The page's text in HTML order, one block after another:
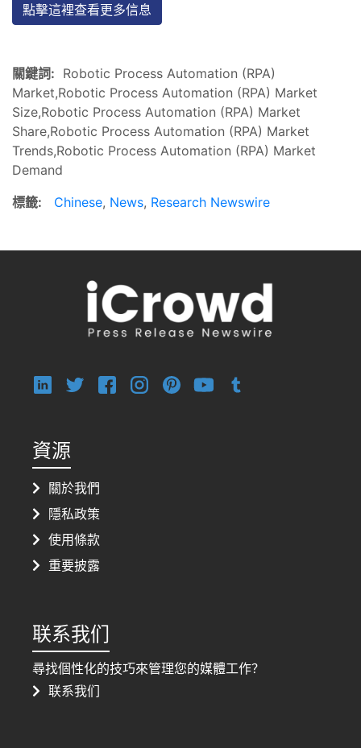
點擊這裡查看更多信息
關鍵詞: Robotic Process Automation (RPA)
Market,Robotic Process Automation (RPA) Market
Size,Robotic Process Automation (RPA) Market
Share,Robotic Process Automation (RPA) Market
Trends,Robotic Process Automation (RPA) Market
Demand
標籤:
Chinese, News, Research Newswire
資源
關於我們
隱私政策
使用條款
重要披露
联系我们
尋找個性化的技巧來管理您的媒體工作？
联系我们